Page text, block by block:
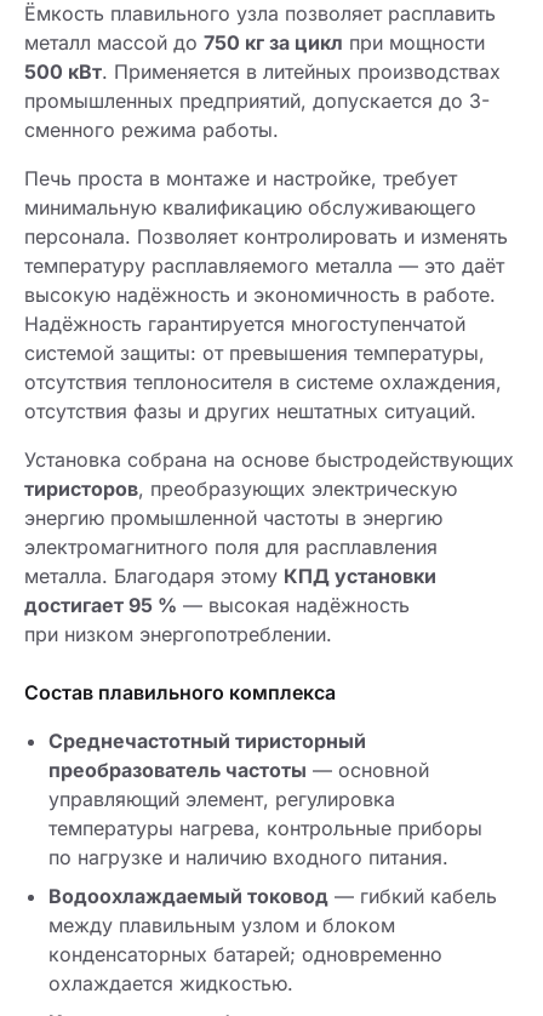
Ёмкость плавильного узла позволяет расплавить
металл массой до 750 кг за цикл при мощности
500 кВт. Применяется в литейных производствах
промышленных предприятий, допускается до 3-
сменного режима работы.
Печь проста в монтаже и настройке, требует
минимальную квалификацию обслуживающего
персонала. Позволяет контролировать и изменять
температуру расплавляемого металла — это даёт
высокую надёжность и экономичность в работе.
Надёжность гарантируется многоступенчатой
системой защиты: от превышения температуры,
отсутствия теплоносителя в системе охлаждения,
отсутствия фазы и других нештатных ситуаций.
Установка собрана на основе быстродействующих
тиристоров, преобразующих электрическую
энергию промышленной частоты в энергию
электромагнитного поля для расплавления
металла. Благодаря этому КПД установки
достигает 95 % — высокая надёжность
при низком энергопотреблении.
Состав плавильного комплекса
Среднечастотный тиристорный
преобразователь частоты — основной
управляющий элемент, регулировка
температуры нагрева, контрольные приборы
по нагрузке и наличию входного питания.
Водоохлаждаемый токовод — гибкий кабель
между плавильным узлом и блоком
конденсаторных батарей; одновременно
охлаждается жидкостью.